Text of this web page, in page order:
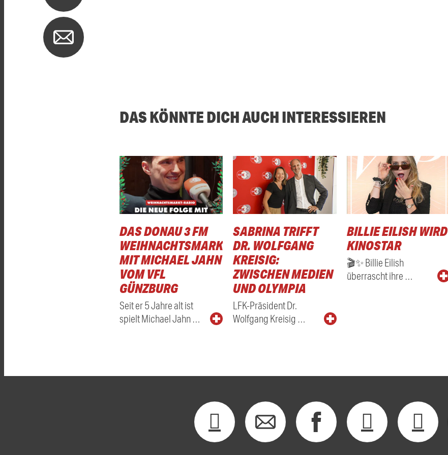
DAS KÖNNTE DICH AUCH INTERESSIEREN
DAS DONAU 3 FM
WEIHNACHTSMARKTRADIO
MIT MICHAEL JAHN
VOM VFL
GÜNZBURG
Seit er 5 Jahre alt ist
spielt Michael Jahn …
SABRINA TRIFFT
DR. WOLFGANG
KREISIG:
ZWISCHEN MEDIEN
UND OLYMPIA
LFK-Präsident Dr.
Wolfgang Kreisig …
BILLIE EILISH WIRD
KINOSTAR
🎬✨ Billie Eilish
überrascht ihre …